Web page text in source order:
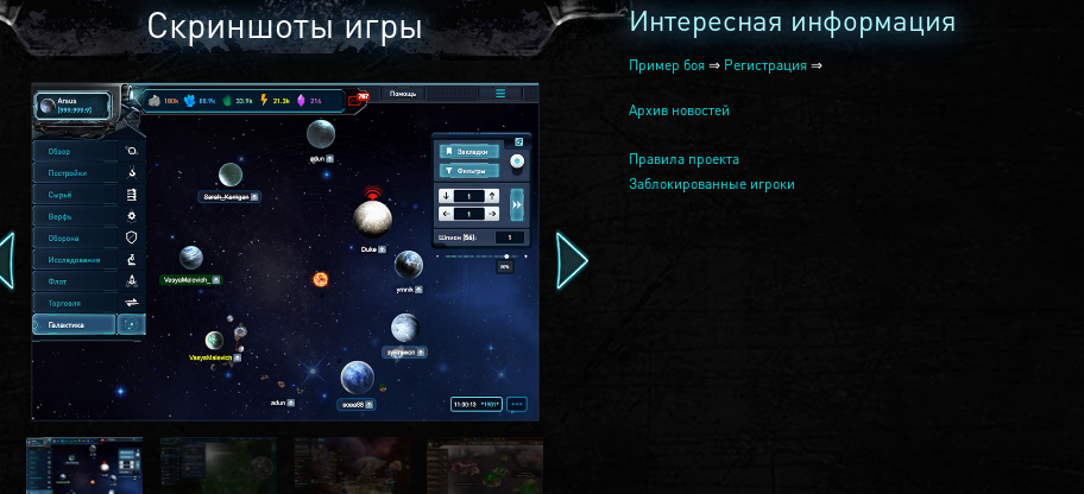
Скриншоты игры Интересная информация
Пример боя ⇒ Регистрация ⇒
Архив новостей
Правила проекта
Заблокированные игроки